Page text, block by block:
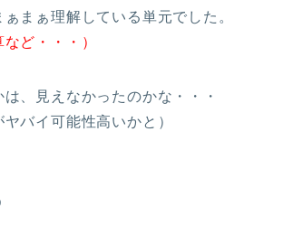
まぁ理解している単元でした。
ど・・・）
、見えなかったのかな・・・
バイ可能性高いかと）